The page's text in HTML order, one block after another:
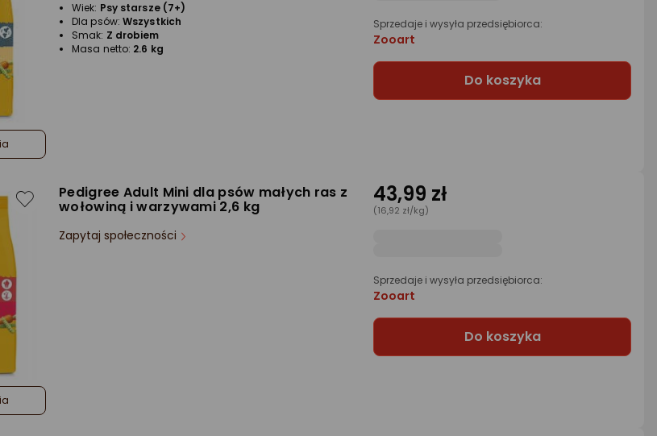
Wiek: Psy starsze (7+)
Dla psów: Wszystkich
Smak: Z drobiem
Masa netto: 2.6 kg
Sprzedaje i wysyła przedsiębiorca:
Zooart
Do koszyka
Pedigree Adult Mini dla psów małych ras z
wołowiną i warzywami 2,6 kg
Zapytaj społeczności
43,99 zł
(16,92 zł/kg)
Sprzedaje i wysyła przedsiębiorca:
Zooart
Do koszyka